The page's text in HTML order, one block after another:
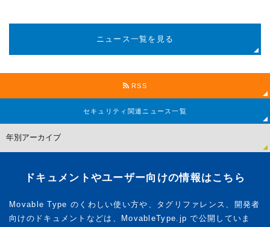
ニュース一覧を見る
RSS
セキュリティ関連 ニュース一覧
ドキュメントやユーザー向けの情報はこちら
Movable Type のくわしい使い方や、タグリファレンス、開発者
向けのドキュメントなどは、MovableType.jp で公開していま